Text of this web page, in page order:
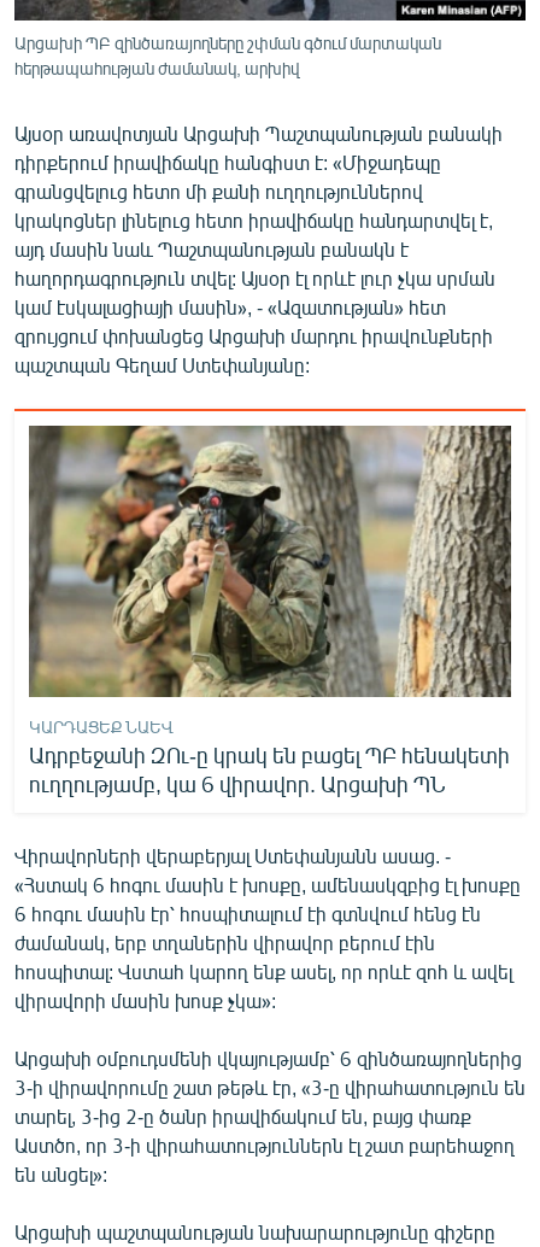
ՏՏ ԵՒ ԻՆՏԵՐՆԵՏ
ԿՈՐՈՆԱՎԻՐՈՒՍ
ՏԵՍԱՆՅՈՒԹԵՐ
ԲԱՆԱՎԵՃ
ՁԳՏԵԼՈՎ ԼԱՎԱԳՈՒՅՆԻՆ
ՓՈԴՔԱՍԹ
Հայերեն
Русский
ՀԵՏԵՎԵՔ ՄԵԶ
«Ազատության» բոլոր կայքերը
Արցախի ՊԲ զինծառայողները շփման գծում մարտական
հերթապահության ժամանակ, արխիվ
Այսօր առավոտյան Արցախի Պաշտպանության բանակի
դիրքերում իրավիճակը հանգիստ է: «Միջադեպը
գրանցվելուց հետո մի քանի ուղղություններով
կրակոցներ լինելուց հետո իրավիճակը հանդարտվել է,
այդ մասին նաև Պաշտպանության բանակն է
հաղորդագրություն տվել: Այսօր էլ որևէ լուր չկա սրման
կամ էսկալացիայի մասին», - «Ազատության» հետ
զրույցում փոխանցեց Արցախի մարդու իրավունքների
պաշտպան Գեղամ Ստեփանյանը:
ԿԱՐԴԱՑԵՔ ՆԱԵՎ
Ադրբեջանի ԶՈւ-ը կրակ են բացել ՊԲ հենակետի
ուղղությամբ, կա 6 վիրավոր. Արցախի ՊՆ
Վիրավորների վերաբերյալ Ստեփանյանն ասաց. -
«Հստակ 6 հոգու մասին է խոսքը, ամենասկզբից էլ խոսքը
6 հոգու մասին էր՝ հոսպիտալում էի գտնվում հենց էն
ժամանակ, երբ տղաներին վիրավոր բերում էին
հոսպիտալ: Վստահ կարող ենք ասել, որ որևէ զոհ և ավել
վիրավորի մասին խոսք չկա»:
Արցախի օմբուդսմենի վկայությամբ՝ 6 զինծառայողներից
3-ի վիրավորումը շատ թեթև էր, «3-ը վիրահատություն են
տարել, 3-ից 2-ը ծանր իրավիճակում են, բայց փառք
Աստծո, որ 3-ի վիրահատություններն էլ շատ բարեհաջող
են անցել»:
Արցախի պաշտպանության նախարարությունը գիշերը